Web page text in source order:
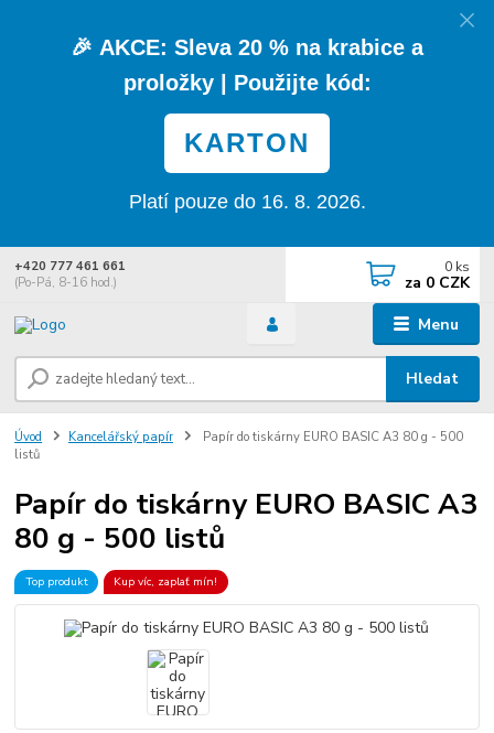
🎉 AKCE: Sleva 20 % na krabice a
proložky| Použijte kód:
KARTON
Platí pouze do 16. 8. 2026.
Menu
Hledat
+420 777 461 661
(Po-Pá, 8-16 hod.)
0 ks
za 0 CZK
Úvod Kancelářský papír
Papír do tiskárny EURO BASIC A3 80 g - 500
listů
Papír do tiskárny EURO BASIC A3
80 g - 500 listů
Top produkt Kup víc, zaplať mín!